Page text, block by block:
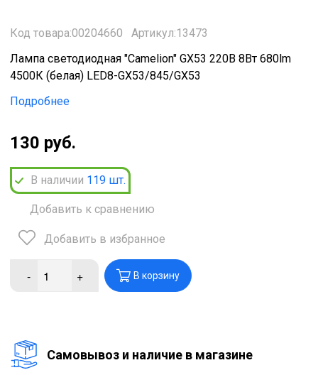
Код товара:00204660
Артикул:13473
Лампа светодиодная "Camelion" GX53 220В 8Вт 680lm
4500К (белая) LED8-GX53/845/GX53
Подробнее
130 руб.
В наличии 119 шт.
Добавить к сравнению
Добавить в избранное
- + В корзину
Cамовывоз и наличие в магазине